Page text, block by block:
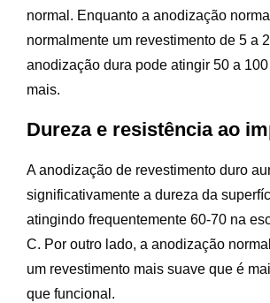
normal. Enquanto a anodização
normalmente um revestimento de 5 a
anodização dura pode atingir 50 a
mais.
Dureza e resistência ao
A anodização de revestimento duro
significativamente a dureza da
atingindo frequentemente 60-70 na
C. Por outro lado, a anodização
um revestimento mais suave que é
que funcional.